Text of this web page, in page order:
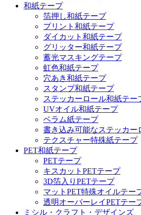
和紙テープ
箔押し和紙テープ
プリント和紙テープ
ダイカット和紙テープ
グリッター和紙テープ
蓄光マスキングテープ
虹色和紙テープ
穴あき和紙テープ
スタンプ和紙テープ
ステッカーロール和紙テー
UVオイル和紙テープ
ベラム紙テープ
書き込み可能なステッカー
テクスチャー特殊紙テープ
PET和紙テープ
PETテープ
キスカットPETテープ
3D箔入りPETテープ
マットPET特殊オイルテー
透明オーバーレイPETテー
ミシル・クラフト・デザインズ